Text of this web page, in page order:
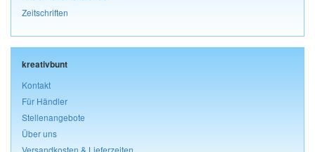
Zeitschriften
kreativbunt
Kontakt
Für Händler
Stellenangebote
Über uns
Versandkosten & Lieferzeiten